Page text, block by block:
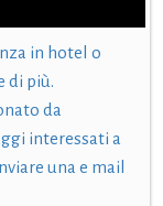
in hotel o
di più.
da
interessati a
una e mail